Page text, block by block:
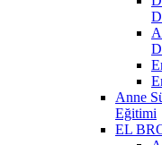
Anne
Eğitimi
EL